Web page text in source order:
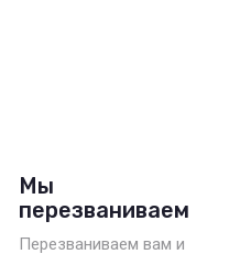
Мы
перезваниваем
Перезваниваем вам и